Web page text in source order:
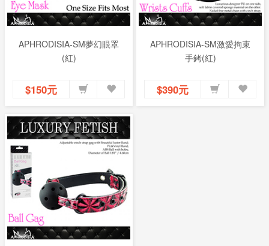
APHRODISIA-SM夢幻眼罩
(紅)
$150元
APHRODISIA-SM激愛拘束
手銬(紅)
$390元